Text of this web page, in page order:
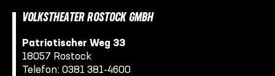
VOLKSTHEATER ROSTOCK GMBH
Patriotischer Weg 33
18057 Rostock
Telefon: 0381 381-4600